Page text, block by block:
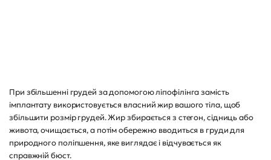
При збільшенні грудей за допомогою ліпофілінга замість
імплантату використовується власний жир вашого тіла, щоб
збільшити розмір грудей. Жир збирається з стегон, сідниць або
живота, очищається, а потім обережно вводиться в груди для
природного поліпшення, яке виглядає і відчувається як
справжній бюст.